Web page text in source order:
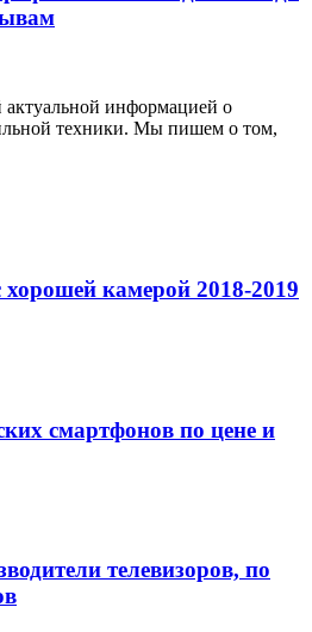
информацией о
техники. Мы пишем о том,
хорошей камерой 2018-2019
смартфонов по цене и
телевизоров, по